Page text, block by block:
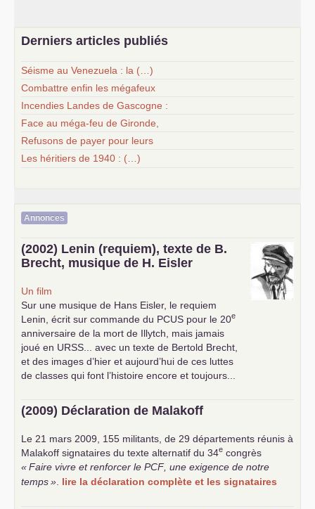
Derniers articles publiés
Séisme au Venezuela : la (…)
Combattre enfin les mégafeux
Incendies Landes de Gascogne :
Face au méga-feu de Gironde,
Refusons de payer pour leurs
Les héritiers de 1940 : (…)
Annonces
(2002) Lenin (requiem), texte de B.
Brecht, musique de H. Eisler
Un film
Sur une musique de Hans Eisler, le requiem
Lenin, écrit sur commande du PCUS pour le 20e
anniversaire de la mort de Illytch, mais jamais
joué en URSS ... avec un texte de Bertold Brecht,
et des images d’hier et aujourd’hui de ces luttes
de classes qui font l’histoire encore et toujours...
(2009) Déclaration de Malakoff
Le 21 mars 2009, 155 militants, de 29 départements réunis à
Malakoff signataires du texte alternatif du 34e congrès
«Faire vivre et renforcer le PCF , une exigence de notre
temps» lire la déclaration complète et les signataires